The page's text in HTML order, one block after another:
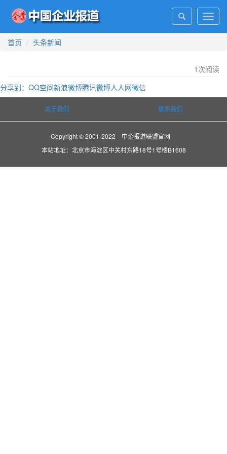
首页
头条新闻
1 次阅读
分享到： QQ空间新浪微博腾讯微博人人网微信
关于我们 联系我们
Copyright © 2001-2022 中企报道联盟官网
本站地址：北京市海淀区中关村东路18号1号楼B1608